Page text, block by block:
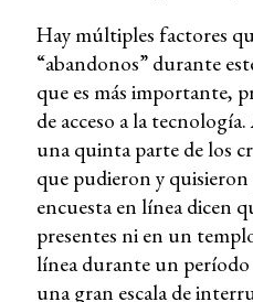
Hay múltiples factores
“abandonos” durante
que es más importante,
de acceso a la
una quinta parte de los
que pudieron y
encuesta en línea dicen
presentes ni en un
línea durante un período
una gran escala de